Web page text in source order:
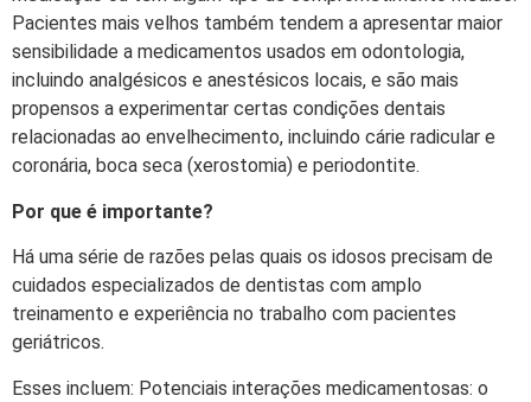
Pacientes mais velhos também tendem a apresentar maior
sensibilidade a medicamentos usados em odontologia,
incluindo analgésicos e anestésicos locais, e são mais
propensos a experimentar certas condições dentais
relacionadas ao envelhecimento, incluindo cárie radicular e
coronária, boca seca (xerostomia) e periodontite.
Por que é importante?
Há uma série de razões pelas quais os idosos precisam de
cuidados especializados de dentistas com amplo
treinamento e experiência no trabalho com pacientes
geriátricos.
Esses incluem: Potenciais interações medicamentosas: o